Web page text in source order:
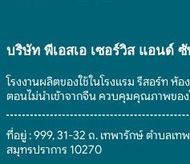
บริษัท พีเอสเอ เซอร์วิส แอนด์
โรงงานผลิตของใช้ในโรงแรม รีสอร์ท ห้
ตอนไม่นำเข้าจากจีน ควบคุมคุณภาพของ
ที่อยู่ : 999, 31-32 ถ. เทพารักษ์ ตำบลเท
สมุทรปราการ 10270